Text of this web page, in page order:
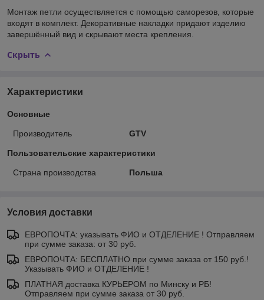
Монтаж петли осуществляется с помощью саморезов, которые
входят в комплект. Декоративные накладки придают изделию
завершённый вид и скрывают места крепления.
Скрыть
Характеристики
Основные
Производитель GTV
Пользовательские характеристики
Страна производства Польша
Условия доставки
ЕВРОПОЧТА: указывать ФИО и ОТДЕЛЕНИЕ ! Отправляем
при сумме заказа: от 30 руб.
ЕВРОПОЧТА: БЕСПЛАТНО при сумме заказа от 150 руб.!
Указывать ФИО и ОТДЕЛЕНИЕ !
ПЛАТНАЯ доставка КУРЬЕРОМ по Минску и РБ!
Отправляем при сумме заказа от 30 руб.